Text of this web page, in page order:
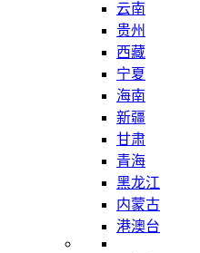
云南
贵州
西藏
宁夏
海南
新疆
甘肃
青海
黑龙江
内蒙古
港澳台